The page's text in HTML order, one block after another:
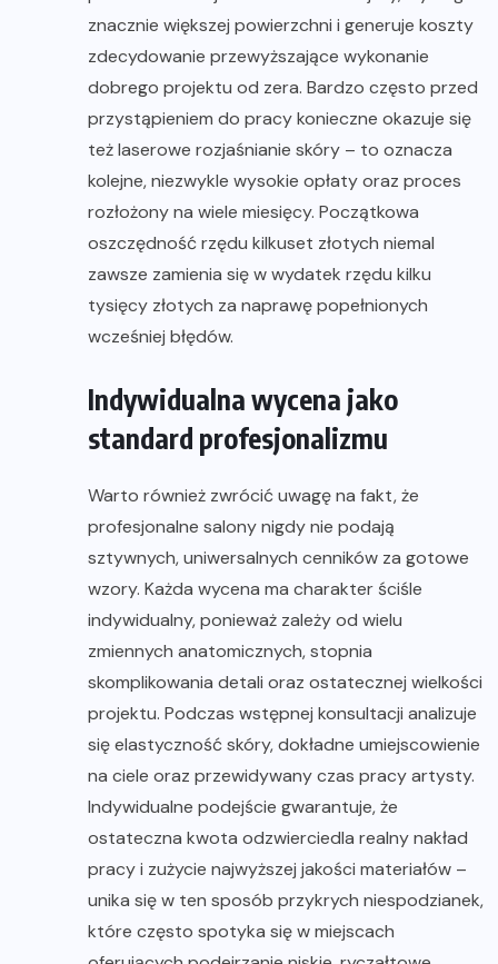
znacznie większej powierzchni i generuje koszty
zdecydowanie przewyższające wykonanie
dobrego projektu od zera. Bardzo często przed
przystąpieniem do pracy konieczne okazuje się
też laserowe rozjaśnianie skóry – to oznacza
kolejne, niezwykle wysokie opłaty oraz proces
rozłożony na wiele miesięcy. Początkowa
oszczędność rzędu kilkuset złotych niemal
zawsze zamienia się w wydatek rzędu kilku
tysięcy złotych za naprawę popełnionych
wcześniej błędów.
Indywidualna wycena jako
standard profesjonalizmu
Warto również zwrócić uwagę na fakt, że
profesjonalne salony nigdy nie podają
sztywnych, uniwersalnych cenników za gotowe
wzory. Każda wycena ma charakter ściśle
indywidualny, ponieważ zależy od wielu
zmiennych anatomicznych, stopnia
skomplikowania detali oraz ostatecznej wielkości
projektu. Podczas wstępnej konsultacji analizuje
się elastyczność skóry, dokładne umiejscowienie
na ciele oraz przewidywany czas pracy artysty.
Indywidualne podejście gwarantuje, że
ostateczna kwota odzwierciedla realny nakład
pracy i zużycie najwyższej jakości materiałów –
unika się w ten sposób przykrych niespodzianek,
które często spotyka się w miejscach